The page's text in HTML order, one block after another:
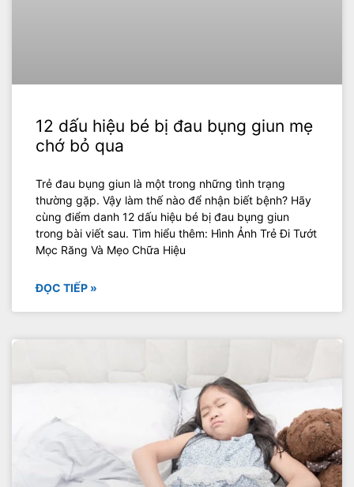
12 dấu hiệu bé bị đau bụng giun mẹ
chớ bỏ qua
Trẻ đau bụng giun là một trong những tình trạng
thường gặp. Vậy làm thế nào để nhận biết bệnh? Hãy
cùng điểm danh 12 dấu hiệu bé bị đau bụng giun
trong bài viết sau. Tìm hiểu thêm: Hình Ảnh Trẻ Đi Tướt
Mọc Răng Và Mẹo Chữa Hiệu
ĐỌC TIẾP »